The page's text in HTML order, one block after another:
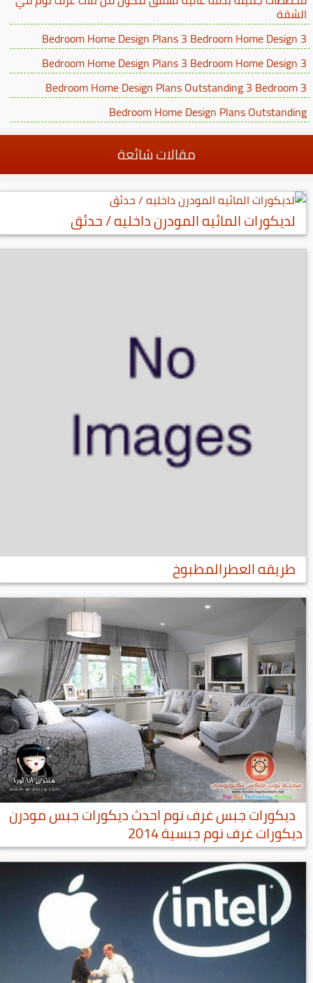
الشقة
3 Bedroom Home Design Plans 3 Bedroom Home Design
3 Bedroom Home Design Plans 3 Bedroom Home Design
3 Bedroom Home Design Plans Outstanding 3 Bedroom
Bedroom Home Design Plans Outstanding
مقالات شائعة
لديكورات المائيه المودرن داخليه / حدئق
طريقه العطرالمطبوخ
ديكورات جبس غرف نوم احدث ديكورات جبس مودرن
ديكورات غرف نوم جبسية 2014